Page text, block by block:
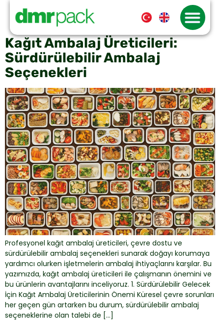
ambalajı
Kağıt Ambalaj Üreticileri:
Sürdürülebilir Ambalaj
Seçenekleri
Profesyonel kağıt ambalaj üreticileri, çevre dostu ve
sürdürülebilir ambalaj seçenekleri sunarak doğayı korumaya
yardımcı olurken işletmelerin ambalaj ihtiyaçlarını karşılar. Bu
yazımızda, kağıt ambalaj üreticileri ile çalışmanın önemini ve
bu ürünlerin avantajlarını inceliyoruz. 1. Sürdürülebilir Gelecek
İçin Kağıt Ambalaj Üreticilerinin Önemi Küresel çevre sorunları
her geçen gün artarken bu durum, sürdürülebilir ambalaj
seçeneklerine olan talebi de […]